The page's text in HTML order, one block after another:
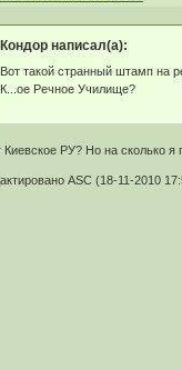
Кондор написал(а):
Вот такой странный штамп на
К...ое Речное Училище?
Киевское РУ? Но на сколько я
ASC (18-11-2010